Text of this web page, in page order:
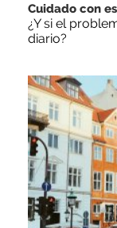
Cuidado con
¿Y si el
diario?